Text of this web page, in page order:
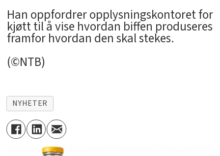
Han oppfordrer opplysningskontoret for
kjøtt til å vise hvordan biffen produseres
framfor hvordan den skal stekes.
(©NTB)
NYHETER